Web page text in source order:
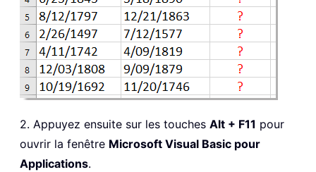
2. Appuyez ensuite sur les touches Alt + F11 pour
ouvrir la fenêtre Microsoft Visual Basic pour
Applications.